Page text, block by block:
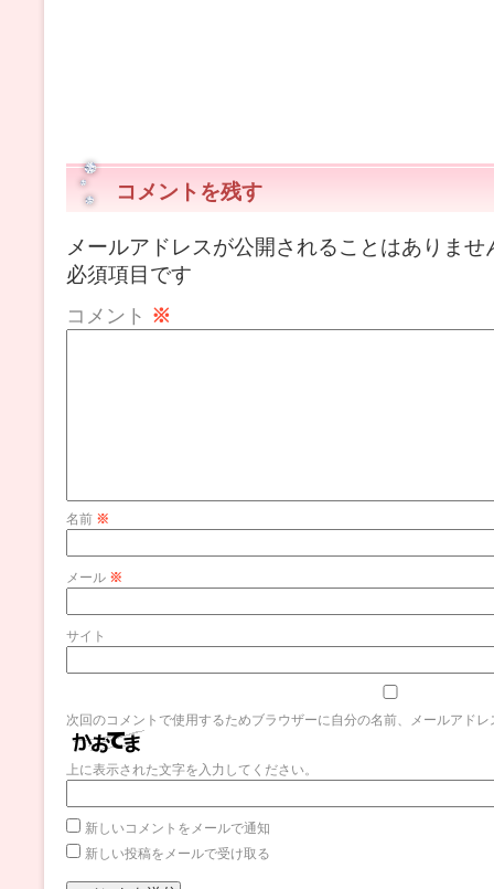
コメントを残す
メールアドレスが公開されることはありませ
必須項目です
コメント ※
名前 ※
メール ※
サイト
次回のコメントで使用するためブラウザーに自分の名前、メールアド
上に表示された文字を入力してください。
新しいコメントをメールで通知
新しい投稿をメールで受け取る